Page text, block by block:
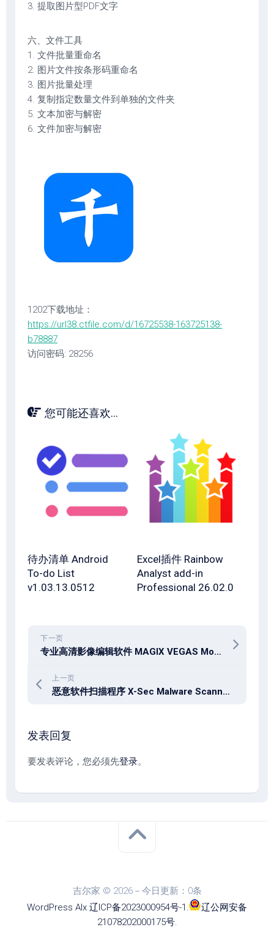
3. 提取图片型PDF文字
六、文件工具
1. 文件批量重命名
2. 图片文件按条形码重命名
3. 图片批量处理
4. 复制指定数量文件到单独的文件夹
5. 文本加密与解密
6. 文件加密与解密
1202下载地址：
https://url38.ctfile.com/d/16725538-163725138-
b78887
访问密码: 28256
您可能还喜欢...
待办清单 Android
To-do List
v1.03.13.0512
Excel插件 Rainbow
Analyst add-in
Professional 26.02.0
下一页
专业高清影像编辑软件 MAGIX VEGAS Movie Studio Platinum 2025 v24.0.1.239 x64
上一页
恶意软件扫描程序 X-Sec Malware Scanner v3.2.3.0
发表回复
要发表评论，您必须先登录。
吉尔家 © 2026－今日更新：0条
WordPress Alx.辽ICP备2023000954号-1 .
辽公网安备
21078202000175号.